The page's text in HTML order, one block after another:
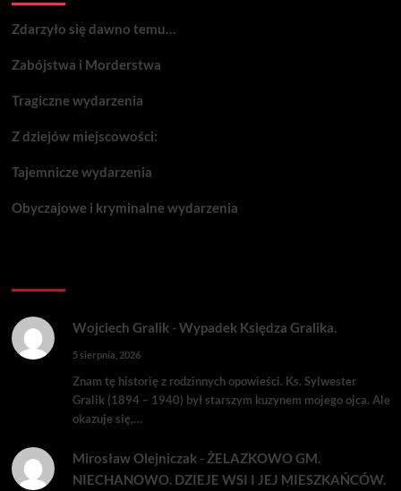
Zdarzyło się dawno temu…
Zabójstwa i Morderstwa
Tragiczne wydarzenia
Z dziejów miejscowości:
Tajemnicze wydarzenia
Obyczajowe i kryminalne wydarzenia
Wojciech Gralik-Wypadek Księdza Gralika.
5 sierpnia, 2026
Znam tę historię z rodzinnych opowieści. Ks. Sylwester
Gralik (1894 – 1940) był starszym kuzynem mojego ojca. Ale
okazuje się,…
Mirosław Olejniczak- ŻELAZKOWO GM.
NIECHANOWO. DZIEJE WSI I JEJ MIESZKAŃCÓW.